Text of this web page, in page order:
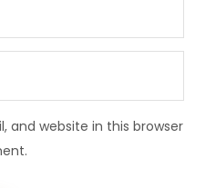
and website in this browser